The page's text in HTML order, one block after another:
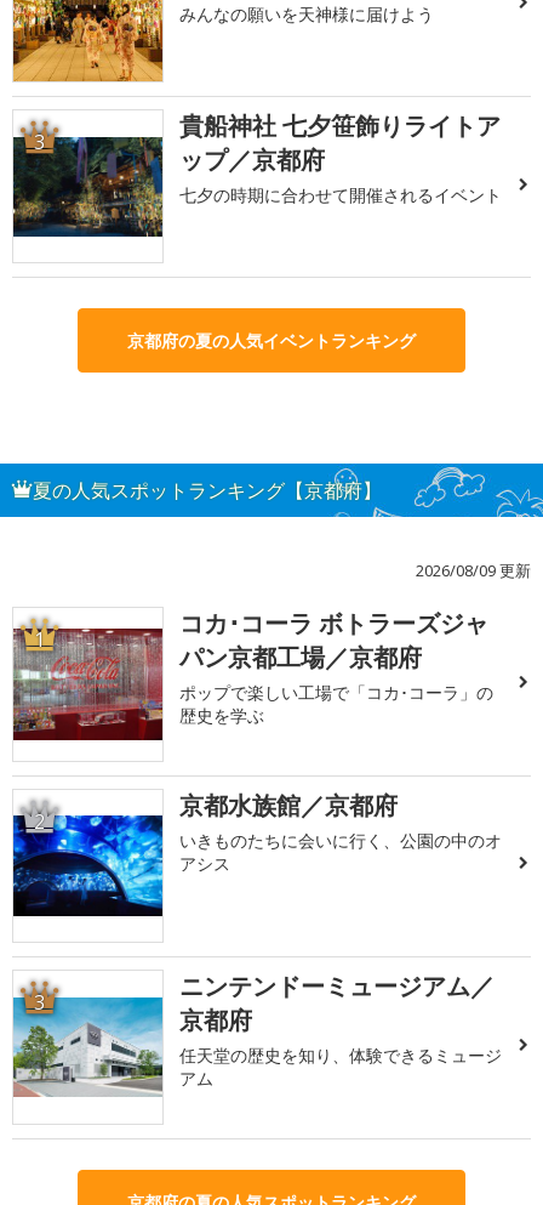
みんなの願いを天神様に届けよう
3
貴船神社 七夕笹飾りライトア
ップ／京都府
七夕の時期に合わせて開催されるイベント
京都府の夏の人気イベントランキング
夏の人気スポットランキング【京都府】
2026/08/09 更新
1
コカ･コーラ ボトラーズジャ
パン京都工場／京都府
ポップで楽しい工場で「コカ･コーラ」の
歴史を学ぶ
2 京都水族館／京都府
いきものたちに会いに行く、公園の中のオ
アシス
3
ニンテンドーミュージアム／
京都府
任天堂の歴史を知り、体験できるミュージ
アム